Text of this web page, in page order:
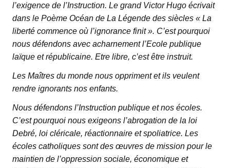
l’exigence de l’Instruction. Le grand Victor Hugo écrivait
dans le Poème Océan de La Légende des siècles « La
liberté commence où l’ignorance finit ». C’est pourquoi
nous défendons avec acharnement l’Ecole publique
laïque et républicaine. Etre libre, c’est être instruit.
Les Maîtres du monde nous oppriment et ils veulent
rendre ignorants nos enfants.
Nous défendons l’Instruction publique et nos écoles.
C’est pourquoi nous exigeons l’abrogation de la loi
Debré, loi cléricale, réactionnaire et spoliatrice. Les
écoles catholiques sont des œuvres de mission pour le
maintien de l’oppression sociale, économique et